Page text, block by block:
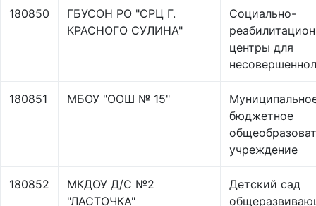
180850
ГБУСОН РО "СРЦ Г.
КРАСНОГО СУЛИНА"
Социально-
центры для
180851 МБОУ "ООШ № 15"
бюджетное
учреждение
180852
МКДОУ Д/С №2
"ЛАСТОЧКА"
Детский сад